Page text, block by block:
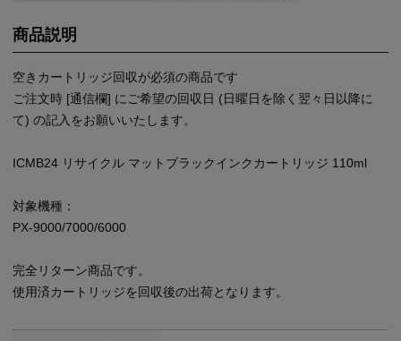
商品説明
空きカートリッジ回収が必須の商品です
ご注文時 [通信欄] にご希望の回収日 (日曜日を除く翌々日以降に
て) の記入をお願いいたします。
ICMB24 リサイクル マットブラックインクカートリッジ 110ml
対象機種：
PX-9000/7000/6000
完全リターン商品です。
使用済カートリッジを回収後の出荷となります。